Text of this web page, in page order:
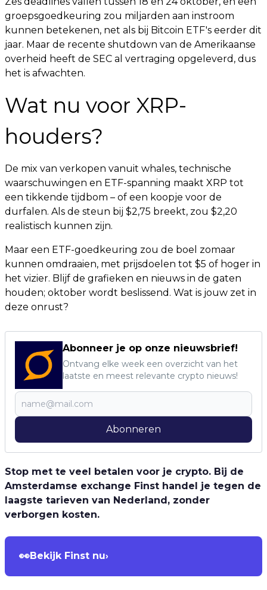
groepsgoedkeuring zou miljarden aan instroom
kunnen betekenen, net als bij Bitcoin ETF's eerder dit
jaar. Maar de recente shutdown van de Amerikaanse
overheid heeft de SEC al vertraging opgeleverd, dus
het is afwachten.
Wat nu voor XRP-
houders?
De mix van verkopen vanuit whales, technische
waarschuwingen en ETF-spanning maakt XRP tot
een tikkende tijdbom – of een koopje voor de
durfalen. Als de steun bij $2,75 breekt, zou $2,20
realistisch kunnen zijn.
Maar een ETF-goedkeuring zou de boel zomaar
kunnen omdraaien, met prijsdoelen tot $5 of hoger in
het vizier. Blijf de grafieken en nieuws in de gaten
houden; oktober wordt beslissend. Wat is jouw zet in
deze onrust?
Abonneer je op onze nieuwsbrief!
Ontvang elke week een overzicht van het
laatste en meest relevante crypto nieuws!
Abonneren
Stop met te veel betalen voor je crypto. Bij de
Amsterdamse exchange Finst handel je tegen de
laagste tarieven van Nederland, zonder
verborgen kosten.
👀Bekijk Finst nu›